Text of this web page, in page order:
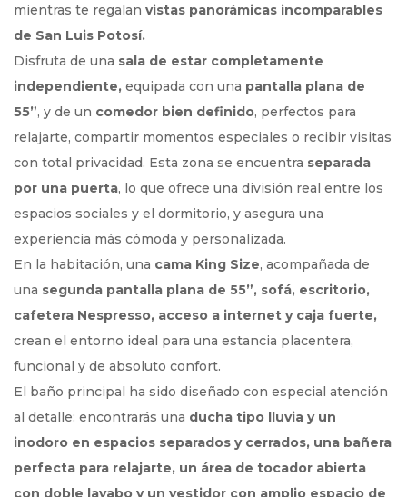
mientras te regalan vistas panorámicas incomparables
de San Luis Potosí.
Disfruta de una sala de estar completamente
independiente, equipada con una pantalla plana de
55”, y de un comedor bien definido, perfectos para
relajarte, compartir momentos especiales o recibir visitas
con total privacidad. Esta zona se encuentra separada
por una puerta, lo que ofrece una división real entre los
espacios sociales y el dormitorio, y asegura una
experiencia más cómoda y personalizada.
En la habitación, una cama King Size, acompañada de
una segunda pantalla plana de 55”, sofá, escritorio,
cafetera Nespresso, acceso a internet y caja fuerte,
crean el entorno ideal para una estancia placentera,
funcional y de absoluto confort.
El baño principal ha sido diseñado con especial atención
al detalle: encontrarás una ducha tipo lluvia y un
inodoro en espacios separados y cerrados, una bañera
perfecta para relajarte, un área de tocador abierta
con doble lavabo y un vestidor con amplio espacio de